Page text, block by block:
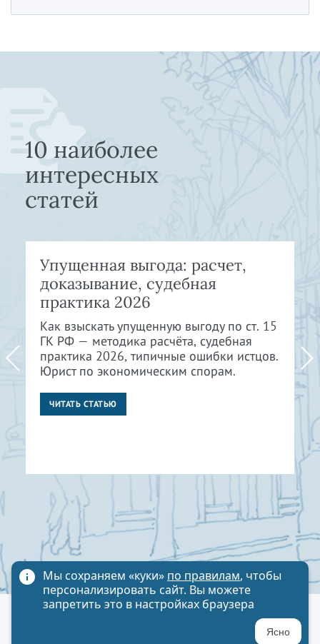
10 наиболее
интересных
статей
Упущенная выгода: расчет,
доказывание, судебная
практика 2026
Как взыскать упущенную выгоду по ст. 15
ГК РФ — методика расчёта, судебная
практика 2026, типичные ошибки истцов.
Юрист по экономическим спорам.
ЧИТАТЬ СТАТЬЮ
Политика обработки персональных данных
Мы сохраняем «куки» по правилам, чтобы
персонализировать сайт. Вы можете
запретить это в настройках браузера
Ясно